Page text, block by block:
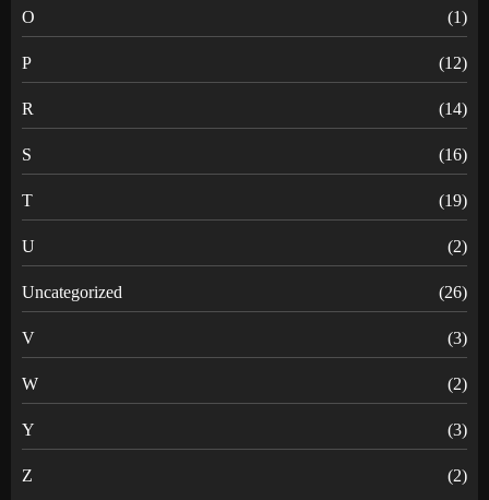
O (1)
P (12)
R (14)
S (16)
T (19)
U (2)
Uncategorized (26)
V (3)
W (2)
Y (3)
Z (2)